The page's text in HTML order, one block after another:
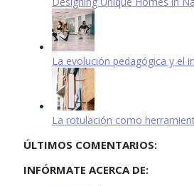
La evolución pedagógica y el
La rotulación como
ÚLTIMOS COMENTARIOS:
INFÓRMATE ACERCA DE: